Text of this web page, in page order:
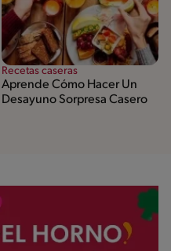
Recetas caseras
Aprende Cómo Hacer Un
Desayuno Sorpresa Casero